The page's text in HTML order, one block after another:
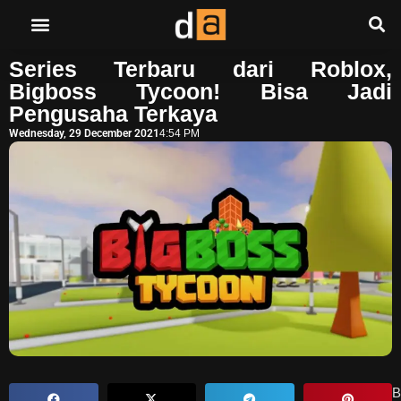
Series Terbaru dari Roblox,
Bigboss Tycoon! Bisa Jadi
Pengusaha Terkaya
Wednesday, 29 December 20214:54 PM